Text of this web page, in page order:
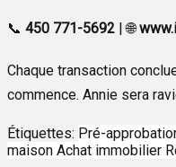
📞 450 771-5692 | 🌐
Chaque transaction
commence. Annie sera
Étiquettes: Pré-
maison Achat immobilier